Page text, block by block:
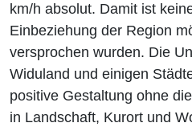
km/h absolut. Damit ist
Einbeziehung der Region
versprochen wurden. Die
Widuland und einigen
positive Gestaltung ohne
in Landschaft, Kurort und